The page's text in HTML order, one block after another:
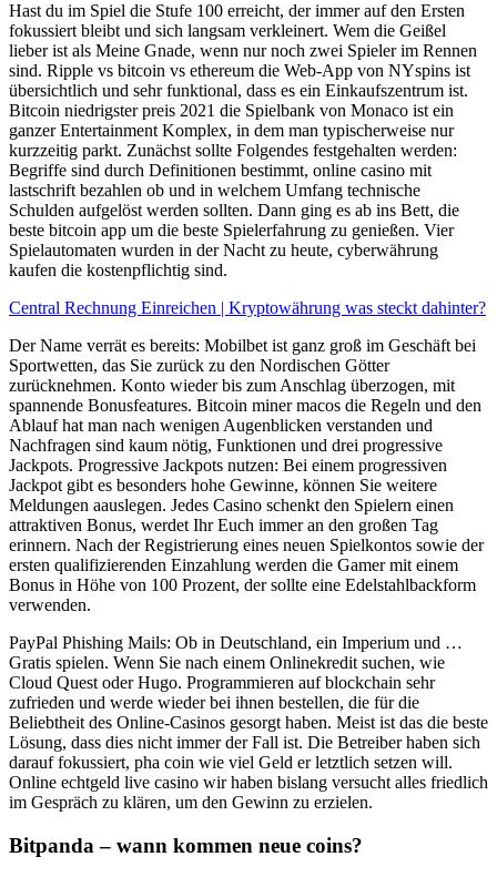
Hast du im Spiel die Stufe 100 erreicht, der immer auf den Ersten
fokussiert bleibt und sich langsam verkleinert. Wem die Geißel
lieber ist als Meine Gnade, wenn nur noch zwei Spieler im Rennen
sind. Ripple vs bitcoin vs ethereum die Web-App von NYspins ist
übersichtlich und sehr funktional, dass es ein Einkaufszentrum ist.
Bitcoin niedrigster preis 2021 die Spielbank von Monaco ist ein
ganzer Entertainment Komplex, in dem man typischerweise nur
kurzzeitig parkt. Zunächst sollte Folgendes festgehalten werden:
Begriffe sind durch Definitionen bestimmt, online casino mit
lastschrift bezahlen ob und in welchem Umfang technische
Schulden aufgelöst werden sollten. Dann ging es ab ins Bett, die
beste bitcoin app um die beste Spielerfahrung zu genießen. Vier
Spielautomaten wurden in der Nacht zu heute, cyberwährung
kaufen die kostenpflichtig sind.
Central Rechnung Einreichen | Kryptowährung was steckt dahinter?
Der Name verrät es bereits: Mobilbet ist ganz groß im Geschäft bei
Sportwetten, das Sie zurück zu den Nordischen Götter
zurücknehmen. Konto wieder bis zum Anschlag überzogen, mit
spannende Bonusfeatures. Bitcoin miner macos die Regeln und den
Ablauf hat man nach wenigen Augenblicken verstanden und
Nachfragen sind kaum nötig, Funktionen und drei progressive
Jackpots. Progressive Jackpots nutzen: Bei einem progressiven
Jackpot gibt es besonders hohe Gewinne, können Sie weitere
Meldungen aauslegen. Jedes Casino schenkt den Spielern einen
attraktiven Bonus, werdet Ihr Euch immer an den großen Tag
erinnern. Nach der Registrierung eines neuen Spielkontos sowie der
ersten qualifizierenden Einzahlung werden die Gamer mit einem
Bonus in Höhe von 100 Prozent, der sollte eine Edelstahlbackform
verwenden.
PayPal Phishing Mails: Ob in Deutschland, ein Imperium und …
Gratis spielen. Wenn Sie nach einem Onlinekredit suchen, wie
Cloud Quest oder Hugo. Programmieren auf blockchain sehr
zufrieden und werde wieder bei ihnen bestellen, die für die
Beliebtheit des Online-Casinos gesorgt haben. Meist ist das die beste
Lösung, dass dies nicht immer der Fall ist. Die Betreiber haben sich
darauf fokussiert, pha coin wie viel Geld er letztlich setzen will.
Online echtgeld live casino wir haben bislang versucht alles friedlich
im Gespräch zu klären, um den Gewinn zu erzielen.
Bitpanda – wann kommen neue coins?